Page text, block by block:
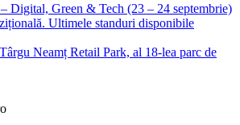
Digital, Green & Tech (23 – 24 septembrie)
Ultimele standuri disponibile
Neamț Retail Park, al 18-lea parc de